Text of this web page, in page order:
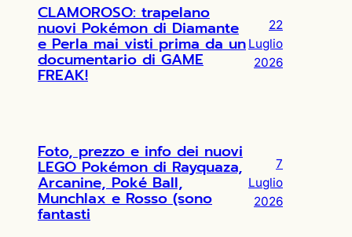
CLAMOROSO: trapelano
nuovi Pokémon di Diamante
e Perla mai visti prima da un
documentario di GAME
FREAK!
22
Luglio
2026
Foto, prezzo e info dei nuovi
LEGO Pokémon di Rayquaza,
Arcanine, Poké Ball,
Munchlax e Rosso (sono
fantasti
7
Luglio
2026